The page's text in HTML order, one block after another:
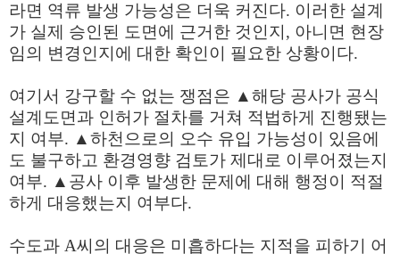
라면 역류 발생 가능성은 더욱 커진다. 이러한 설계
가 실제 승인된 도면에 근거한 것인지, 아니면 현장
임의 변경인지에 대한 확인이 필요한 상황이다.
여기서 강구할 수 없는 쟁점은 ▲해당 공사가 공식
설계도면과 인허가 절차를 거쳐 적법하게 진행됐는
지 여부. ▲하천으로의 오수 유입 가능성이 있음에
도 불구하고 환경영향 검토가 제대로 이루어졌는지
여부. ▲ 공사 이후 발생한 문제에 대해 행정이 적절
하게 대응했는지 여부다.
수도과 A씨의 대응은 미흡하다는 지적을 피하기 어